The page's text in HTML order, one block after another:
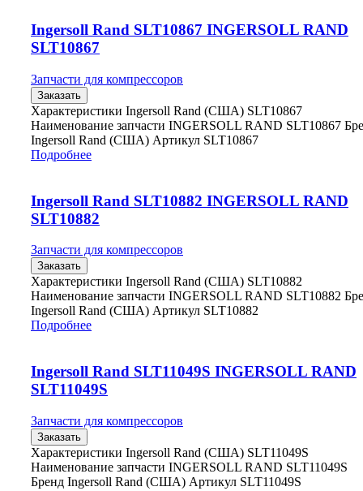
Ingersoll Rand SLT10867 INGERSOLL RAND
SLT10867
Запчасти для компрессоров
Заказать
Характеристики Ingersoll Rand (США) SLT10867
Наименование запчасти INGERSOLL RAND SLT10867
Ingersoll Rand (США) Артикул SLT10867
Подробнее
Ingersoll Rand SLT10882 INGERSOLL RAND
SLT10882
Запчасти для компрессоров
Заказать
Характеристики Ingersoll Rand (США) SLT10882
Наименование запчасти INGERSOLL RAND SLT10882
Ingersoll Rand (США) Артикул SLT10882
Подробнее
Ingersoll Rand SLT11049S INGERSOLL RAND
SLT11049S
Запчасти для компрессоров
Заказать
Характеристики Ingersoll Rand (США) SLT11049S
Наименование запчасти INGERSOLL RAND SLT11049S
Бренд Ingersoll Rand (США) Артикул SLT11049S